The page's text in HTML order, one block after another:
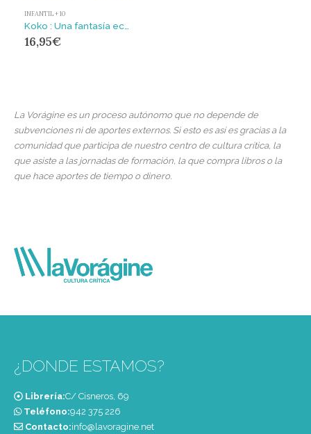
INFANTIL + 10
16,95€
La Vorágine es un proceso autónomo que no depende de
subvenciones ni de aportes externos. Si esto es así es gracias a la
comunidad que participa de nuestro centro de cultura crítica, la
que asiste a las jornadas de formación, la que compra libros o la
que hace aportes de tiempo o dinero.
¿DONDE ESTAMOS?
Librería:C/ Cisneros, 69
Teléfono:‭942 375 226‬
Contacto:info@lavoragine.net